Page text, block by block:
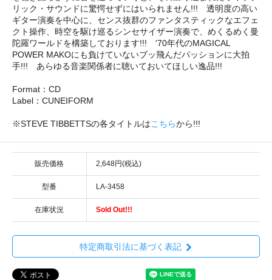
リック・サウンドに驚愕せずにはいられません!!! 透明度の高い
ギター演奏を中心に、センス抜群のファンタスティックなエフェ
クト操作、時空を駆け巡るシンセサイザー演奏で、めくるめく曼
陀羅ワールドを構築しております!!! '70年代のMAGICAL
POWER MAKOにも負けていないブッ飛んだパッションに大拍
手!!! あらゆる音楽関係者に聴いておいてほしい逸品!!!
Format：CD
Label：CUNEIFORM
※STEVE TIBBETTSの各タイトルはこちらから!!!
販売価格 2,648円(税込)
型番 LA-3458
在庫状況 Sold Out!!!
特定商取引法に基づく表記